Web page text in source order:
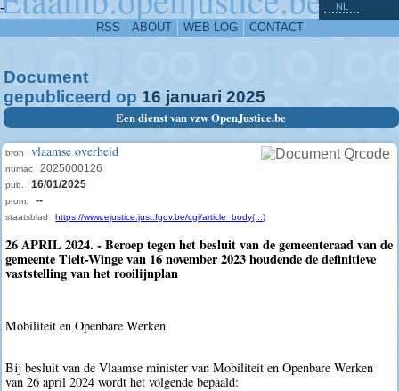
-
RSS ABOUT WEB LOG CONTACT
NL
Document
gepubliceerd op 16 januari 2025
Een dienst van vzw OpenJustice.be
bron vlaamse overheid
numac 2025000126
pub. 16/01/2025
prom. --
staatsblad https://www.ejustice.just.fgov.be/cgi/article_body(...)
26 APRIL 2024. - Beroep tegen het besluit van de gemeenteraad van de
gemeente Tielt-Winge van 16 november 2023 houdende de definitieve
vaststelling van het rooilijnplan
Mobiliteit en Openbare Werken
Bij besluit van de Vlaamse minister van Mobiliteit en Openbare Werken
van 26 april 2024 wordt het volgende bepaald:
^